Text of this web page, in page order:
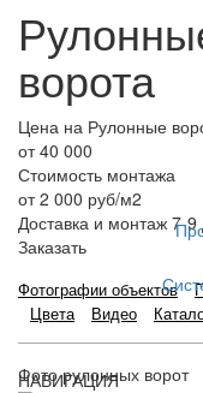
НАВИГАЦИЯ
ворота
Цена на Рулонные
от 40 000
Стоимость монтажа
от 2 000 руб/м2
Доставка и монтаж 7-9
Заказать
Фотографии объектов
Цвета
Видео
Фото рулонных ворот